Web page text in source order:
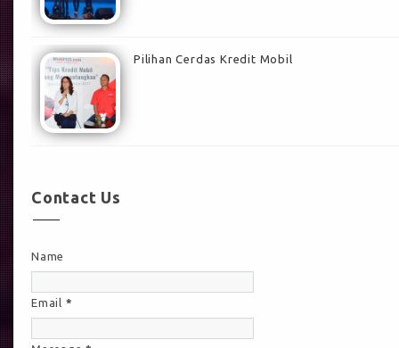
Pilihan Cerdas Kredit Mobil
Contact Us
Name
Email *